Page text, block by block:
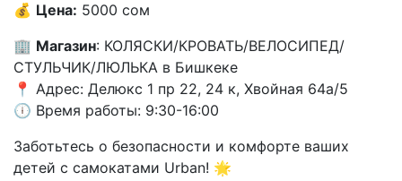
💰 Цена: 5000 сом
🏢 Магазин: КОЛЯСКИ/КРОВАТЬ/ВЕЛОСИПЕД/
СТУЛЬЧИК/ЛЮЛЬКА в Бишкеке
📍 Адрес: Делюкс 1 пр 22, 24 к, Хвойная 64а/5
🕕 Время работы: 9:30-16:00
Заботьтесь о безопасности и комфорте ваших
детей с самокатами Urban! 🌟